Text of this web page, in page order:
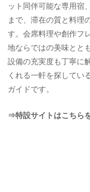
ット同伴可能な専用宿
まで、滞在の質と料理
す。会席料理や創作フ
地ならではの美味とと
設備の充実度も丁寧に
くれる一軒を探してい
ガイドです。
⇒特設サイトはこちら